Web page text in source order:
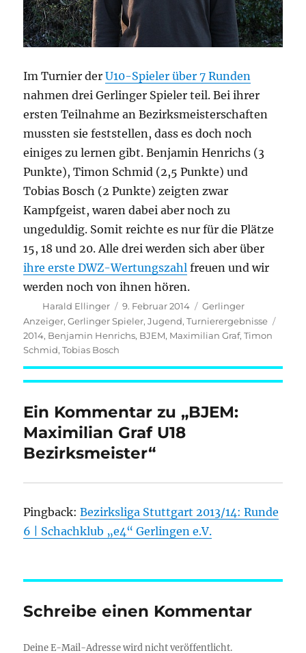
Im Turnier derU10-Spieler über 7 Runden
nahmen drei Gerlinger Spieler teil. Bei ihrer
ersten Teilnahme an Bezirksmeisterschaften
mussten sie feststellen, dass es doch noch
einiges zu lernen gibt. Benjamin Henrichs (3
Punkte), Timon Schmid (2,5 Punkte) und
Tobias Bosch (2 Punkte) zeigten zwar
Kampfgeist, waren dabei aber noch zu
ungeduldig. Somit reichte es nur für die Plätze
15, 18 und 20. Alle drei werden sich aber über
ihre erste DWZ-Wertungszahl freuen und wir
werden noch von ihnen hören.
Autor
Harald Ellinger
Veröffentlicht
am
9. Februar 2014 Kategorien
Gerlinger
Anzeiger,Gerlinger Spieler,Jugend,Turnierergebnisse
2014, Benjamin Henrichs, BJEM, Maximilian Graf,Timon
Schmid,Tobias Bosch
Ein Kommentar zu „BJEM:
Maximilian Graf U18
Bezirksmeister“
Pingback:Bezirksliga Stuttgart 2013/14: Runde
6 | Schachklub „e4“ Gerlingen e.V.
Schreibe einen Kommentar
Deine E-Mail-Adresse wird nicht veröffentlicht.